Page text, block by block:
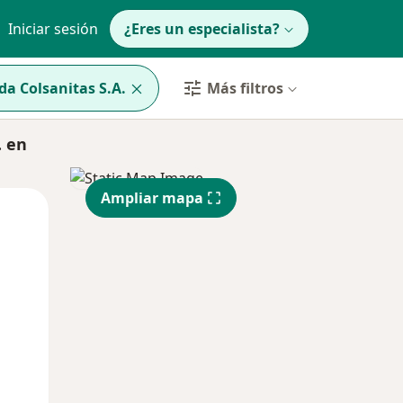
Iniciar sesión ¿Eres un especialista?
Colsanitas S.A. Más filtros
en
Mié Jue
Ampliar mapa